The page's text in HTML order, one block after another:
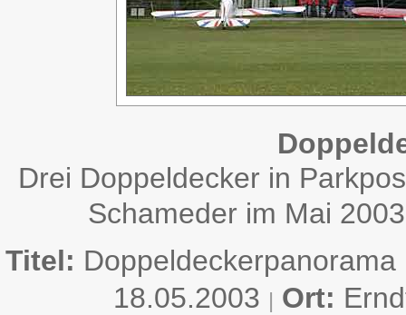
Drei Doppeldecker in
Schameder im Mai
Titel: Doppeldeckerpanorama
18.05.2003 | Ort: